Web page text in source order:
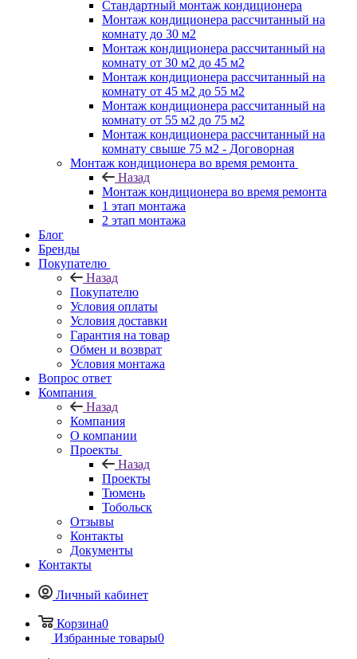
Стандартный монтаж кондиционера
Монтаж кондиционера рассчитанный на
комнату до 30 м2
Монтаж кондиционера рассчитанный на
комнату от 30 м2 до 45 м2
Монтаж кондиционера рассчитанный на
комнату от 45 м2 до 55 м2
Монтаж кондиционера рассчитанный на
комнату от 55 м2 до 75 м2
Монтаж кондиционера рассчитанный на
комнату свыше 75 м2 - Договорная
Монтаж кондиционера во время ремонта
Назад
Монтаж кондиционера во время ремонта
1 этап монтажа
2 этап монтажа
Блог
Бренды
Покупателю
Назад
Покупателю
Условия оплаты
Условия доставки
Гарантия на товар
Обмен и возврат
Условия монтажа
Вопрос ответ
Компания
Назад
Компания
О компании
Проекты
Назад
Проекты
Тюмень
Тобольск
Отзывы
Контакты
Документы
Контакты
Личный кабинет
Корзина0
Избранные товары0